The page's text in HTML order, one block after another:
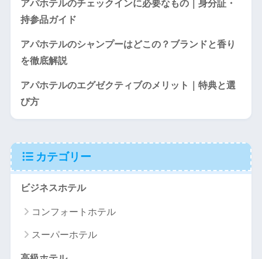
アパホテルのチェックインに必要なもの｜身分証・
持参品ガイド
アパホテルのシャンプーはどこの？ブランドと香り
を徹底解説
アパホテルのエグゼクティブのメリット｜特典と選
び方
カテゴリー
ビジネスホテル
コンフォートホテル
スーパーホテル